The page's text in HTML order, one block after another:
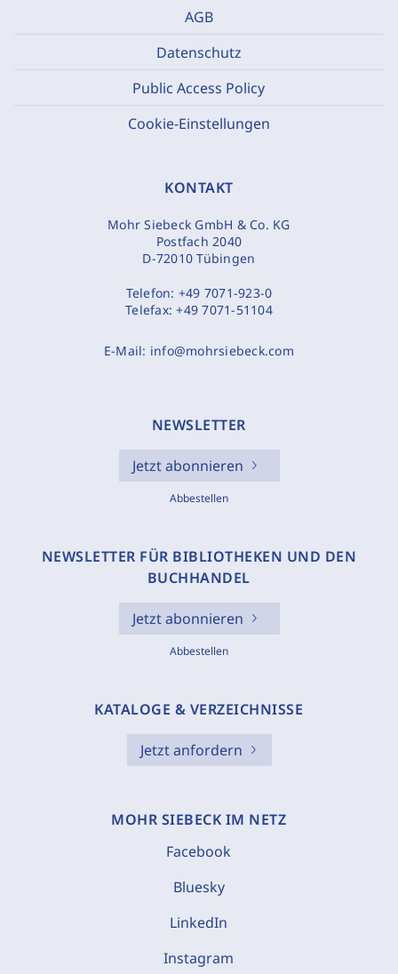
AGB
Datenschutz
Public Access Policy
Cookie-Einstellungen
KONTAKT
Mohr Siebeck GmbH & Co. KG
Postfach 2040
D-72010 Tübingen
Telefon: +49 7071-923-0
Telefax:+49 7071-51104
E-Mail: info@mohrsiebeck.com
NEWSLETTER
Jetzt abonnieren
Abbestellen
NEWSLETTER FÜR BIBLIOTHEKEN UND DEN
BUCHHANDEL
Jetzt abonnieren
Abbestellen
KATALOGE & VERZEICHNISSE
Jetzt anfordern
MOHR SIEBECK IM NETZ
Facebook
Bluesky
LinkedIn
Instagram